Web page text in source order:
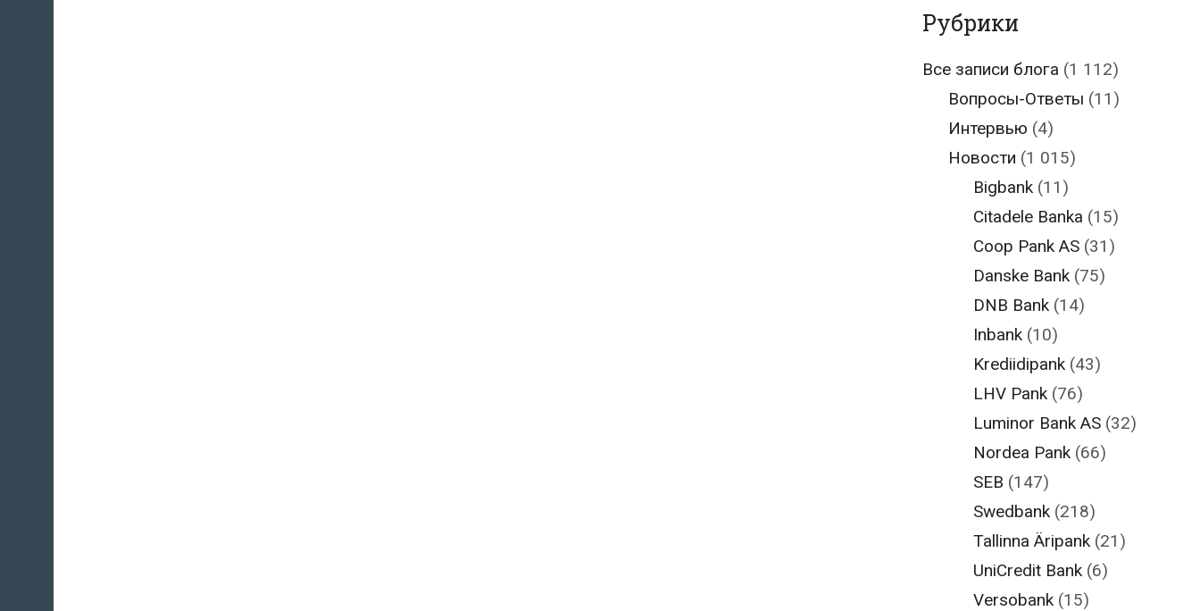
Рубрики
Все записи блога (1 112)
Вопросы-Ответы (11)
Интервью (4)
Новости (1 015)
Bigbank (11)
Citadele Banka (15)
Coop Pank AS (31)
Danske Bank (75)
DNB Bank (14)
Inbank (10)
Krediidipank (43)
LHV Pank (76)
Luminor Bank AS (32)
Nordea Pank (66)
SEB (147)
Swedbank (218)
Tallinna Äripank (21)
UniCredit Bank (6)
Versobank (15)